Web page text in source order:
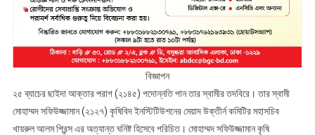
বিজ্ঞাপন
২৫ ব্যাচের ছাইদা আক্তার পরাগ (২১৪৫) পদোন্নতি পান তার স্বামীর তদবিরে। তার স্বামী
মোহাম্মদ সফিউজ্জামান (২১২৭) কৃষিবিদ ইনস্টিটিউশনের মেয়াদ উক্তীর্ন কমিটির মহাসচিব
খায়রুল আলম প্রিন্স এর অত্যান্ত ঘনিষ্ট হিসেবে পরিচিত। মোহাম্মদ সফিউজ্জামান কৃষি